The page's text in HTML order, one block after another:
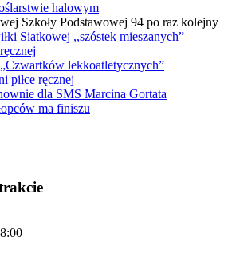
halowym
Szkoły Podstawowej 94 po raz kolejny
Siatkowej ,,szóstek mieszanych”
lekkoatletycznych”
piłce ręcznej
dla SMS Marcina Gortata
ma finiszu